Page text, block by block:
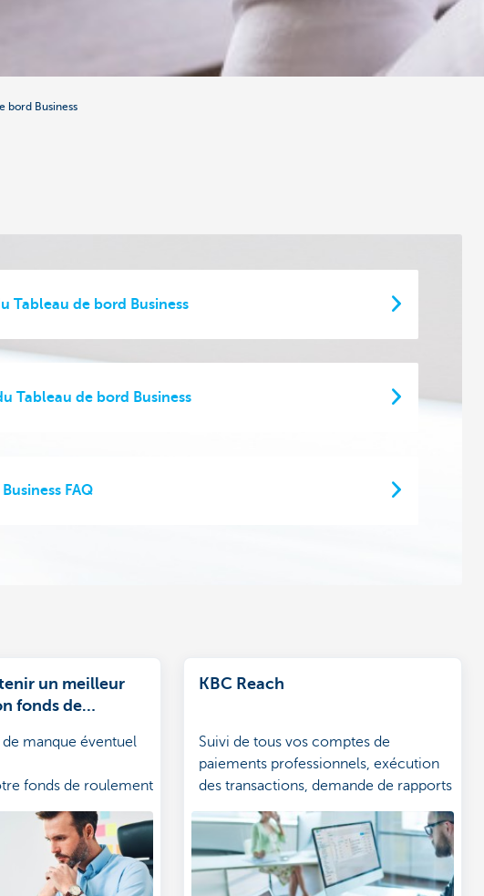
bord Business
Tableau de bord Business
Tableau de bord Business
FAQ
un meilleur
fonds de
de manque éventuel
fonds de roulement
KBC Reach
Suivi de tous vos comptes de
paiements professionnels, exécution
des transactions, demande de rapports
et relevés clairs.